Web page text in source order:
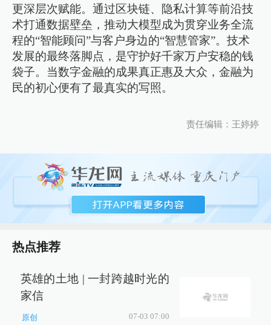
更深层次赋能。通过区块链、隐私计算等前沿技
术打通数据壁垒，推动大模型成为贯穿业务全流
程的“智能顾问”与客户身边的“智慧管家”。技术
发展的最终落脚点，是守护好千家万户安稳的钱
袋子。当数字金融的成果真正惠及大众，金融为
民的初心便有了最真实的写照。
责任编辑：王婷婷
热点推荐
英雄的土地 | 一封跨越时光的
家信
原创 07-03 07:00